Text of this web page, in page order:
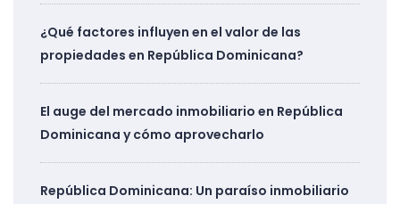
¿Qué factores influyen en el valor de las
propiedades en República Dominicana?
El auge del mercado inmobiliario en República
Dominicana y cómo aprovecharlo
República Dominicana: Un paraíso inmobiliario